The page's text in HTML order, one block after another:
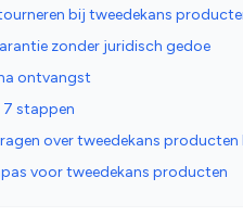
bij tweedekans
zonder juridisch gedoe
ontvangst
7 stappen
over tweedekans producten
voor tweedekans producten